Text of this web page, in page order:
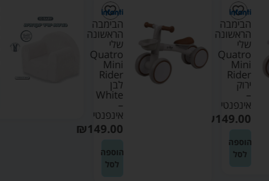
הבימבה
הראשונה
שלי
Quatro
Mini
Rider
ירוק
–
אינפנטי
₪149.00
הוספה
לסל
הבימבה
הראשונה
שלי
Quatro
Mini
Rider
לבן
White
–
אינפנטי
₪149.00
הוספה
לסל